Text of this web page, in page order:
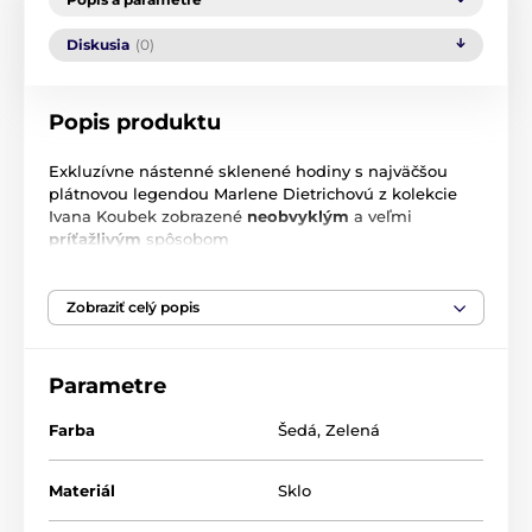
Diskusia (0)
Popis produktu
Exkluzívne nástenné sklenené hodiny s najväčšou
plátnovou legendou Marlene Dietrichovú z kolekcie
Ivana Koubek zobrazené neobvyklým a veľmi
príťažlivým spôsobom
Materiál: sklo
zbierku Goebel Porcelain
Marilyn Monroe. Najväčší plátnovejlegendy
spôsobom.
Zobraziť celý popis
Parametre
Farba Šedá, Zelená
Materiál Sklo